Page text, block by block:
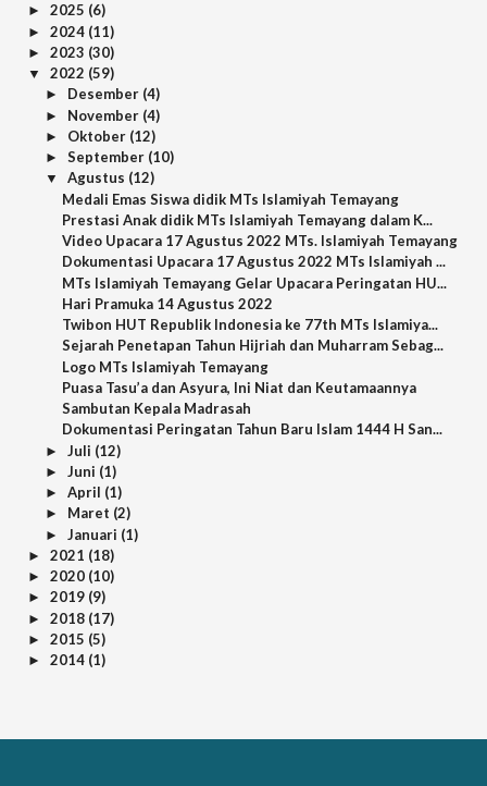
► 2025 (6)
► 2024 (11)
► 2023 (30)
▼ 2022 (59)
► Desember (4)
► November (4)
► Oktober (12)
► September (10)
▼ Agustus (12)
Medali Emas Siswa didik MTs Islamiyah Temayang
Prestasi Anak didik MTs Islamiyah Temayang dalam K...
Video Upacara 17 Agustus 2022 MTs. Islamiyah Temayang
Dokumentasi Upacara 17 Agustus 2022 MTs Islamiyah ...
MTs Islamiyah Temayang Gelar Upacara Peringatan HU...
Hari Pramuka 14 Agustus 2022
Twibon HUT Republik Indonesia ke 77th MTs Islamiya...
Sejarah Penetapan Tahun Hijriah dan Muharram Sebag...
Logo MTs Islamiyah Temayang
Puasa Tasu’a dan Asyura, Ini Niat dan Keutamaannya
Sambutan Kepala Madrasah
Dokumentasi Peringatan Tahun Baru Islam 1444 H San...
► Juli (12)
► Juni (1)
► April (1)
► Maret (2)
► Januari (1)
► 2021 (18)
► 2020 (10)
► 2019 (9)
► 2018 (17)
► 2015 (5)
► 2014 (1)